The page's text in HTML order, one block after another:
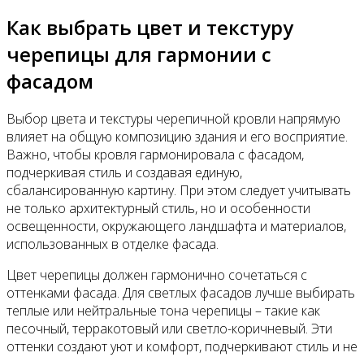
Как выбрать цвет и текстуру
черепицы для гармонии с
фасадом
Выбор цвета и текстуры черепичной кровли напрямую
влияет на общую композицию здания и его восприятие.
Важно, чтобы кровля гармонировала с фасадом,
подчеркивая стиль и создавая единую,
сбалансированную картину. При этом следует учитывать
не только архитектурный стиль, но и особенности
освещенности, окружающего ландшафта и материалов,
использованных в отделке фасада.
Цвет черепицы должен гармонично сочетаться с
оттенками фасада. Для светлых фасадов лучше выбирать
теплые или нейтральные тона черепицы – такие как
песочный, терракотовый или светло-коричневый. Эти
оттенки создают уют и комфорт, подчеркивают стиль и не